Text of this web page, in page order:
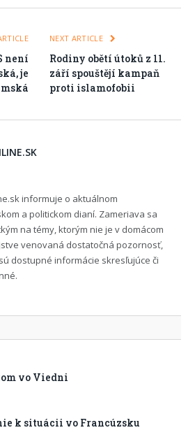
není
je
NEXT ARTICLE
Rodiny obětí útoků z 11.
září spouštějí kampaň
proti islamofobii
informuje o aktuálnom
a politickom dianí. Zameriava sa
na témy, ktorým nie je v domácom
venovaná dostatočná pozornosť,
dostupné informácie skresľujúce či
vo Viedni
k situácii vo Francúzsku